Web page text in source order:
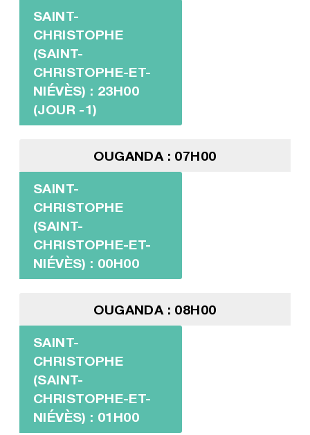
SAINT-
CHRISTOPHE
(SAINT-
CHRISTOPHE-ET-
NIÉVÈS) : 23H00
(JOUR -1)
OUGANDA : 07H00
SAINT-
CHRISTOPHE
(SAINT-
CHRISTOPHE-ET-
NIÉVÈS) : 00H00
OUGANDA : 08H00
SAINT-
CHRISTOPHE
(SAINT-
CHRISTOPHE-ET-
NIÉVÈS) : 01H00